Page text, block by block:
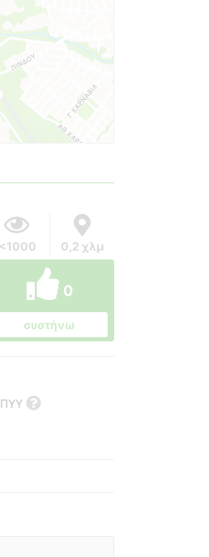
<1000 0,2 χλμ
0
συστήνω